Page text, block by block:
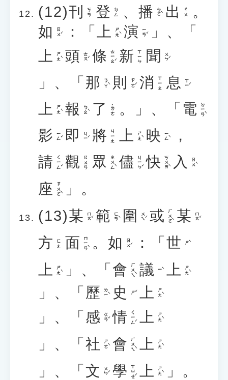
(12)刊 ㄎㄢ 登 ㄉㄥ 、 播 ㄅㄛˋ 出 ㄔㄨ
。
如 ㄖㄨˊ ：「 上 ㄕㄤˋ 演 ㄧㄢˇ
」、「
上 ㄕㄤˋ 頭 ㄊㄡˊ 條 ㄊㄧㄠˊ 新 ㄒㄧㄣ 聞 ㄨㄣˊ
」、「 那 ㄋㄚˋ 則 ㄗㄜˊ 消 ㄒㄧㄠ 息 ㄒㄧˊ
上 ㄕㄤˋ 報 ㄅㄠˋ 了 ˙ㄌㄜ 。」、「 電 ㄉㄧㄢˋ
影 ㄧㄥˇ 即 ㄐㄧˊ 將 ㄐㄧㄤ 上 ㄕㄤˋ 映 ㄧㄥˋ
，
請 ㄑㄧㄥˇ 觀 ㄍㄨㄢ 眾 ㄓㄨㄥˋ 儘 ㄐㄧㄣˇ 快 ㄎㄨㄞˋ 入 ㄖㄨˋ
座 ㄗㄨㄛˋ
」。
(13)某 ㄇㄡˇ 範 ㄈㄢˋ 圍 ㄨㄟˊ 或 ㄏㄨㄛˋ 某 ㄇㄡˇ
方 ㄈㄤ 面 ㄇㄧㄢˋ 。 如 ㄖㄨˊ ：「 世 ㄕˋ
上 ㄕㄤˋ 」、「 會 ㄏㄨㄟˋ 議 ㄧˋ 上 ㄕㄤˋ
」、「 歷 ㄌㄧˋ 史 ㄕˇ 上 ㄕㄤˋ
」、「 感 ㄍㄢˇ 情 ㄑㄧㄥˊ 上 ㄕㄤˋ
」、「 社 ㄕㄜˋ 會 ㄏㄨㄟˋ 上 ㄕㄤˋ
」、「 文 ㄨㄣˊ 學 ㄒㄩㄝˊ 上 ㄕㄤˋ
」。